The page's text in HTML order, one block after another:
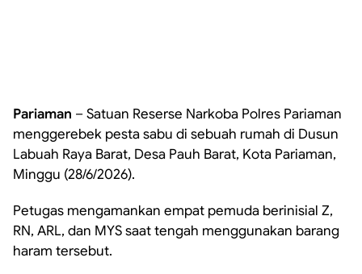
Pariaman – Satuan Reserse Narkoba Polres Pariaman
menggerebek pesta sabu di sebuah rumah di Dusun
Labuah Raya Barat, Desa Pauh Barat, Kota Pariaman,
Minggu (28/6/2026).
Petugas mengamankan empat pemuda berinisial Z,
RN, ARL, dan MYS saat tengah menggunakan barang
haram tersebut.